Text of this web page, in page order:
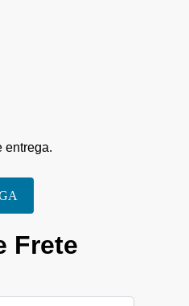
entrega.
Frete